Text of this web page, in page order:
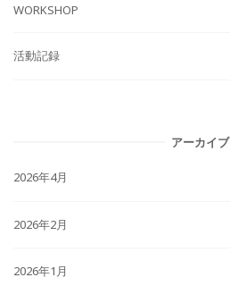
WORKSHOP
活動記録
アーカイブ
2026年4月
2026年2月
2026年1月